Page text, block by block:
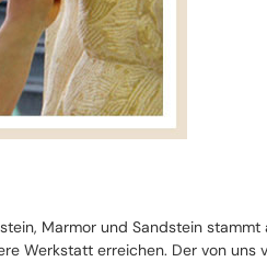
Marmor und Sandstein
Werkstatt erreichen. Der von